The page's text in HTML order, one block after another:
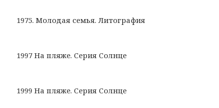
1975. Молодая семья. Литография
1997 На пляже. Серия Солнце
1999 На пляже. Серия Солнце